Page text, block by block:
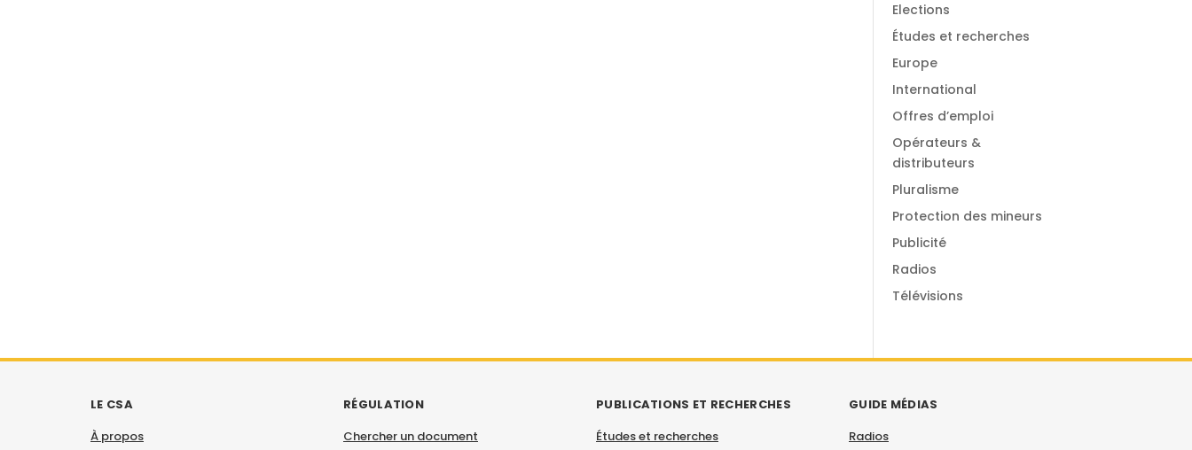
Elections
Études et recherches
Europe
International
Offres d’emploi
Opérateurs &
distributeurs
Pluralisme
Protection des mineurs
Publicité
Radios
Télévisions
LE CSA
À propos
RÉGULATION
Chercher un document
PUBLICATIONS ET RECHERCHES
Études et recherches
GUIDE MÉDIAS
Radios